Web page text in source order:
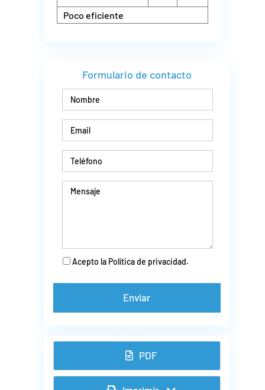
Poco eficiente
Formulario de contacto
Acepto la Política de privacidad.
PDF